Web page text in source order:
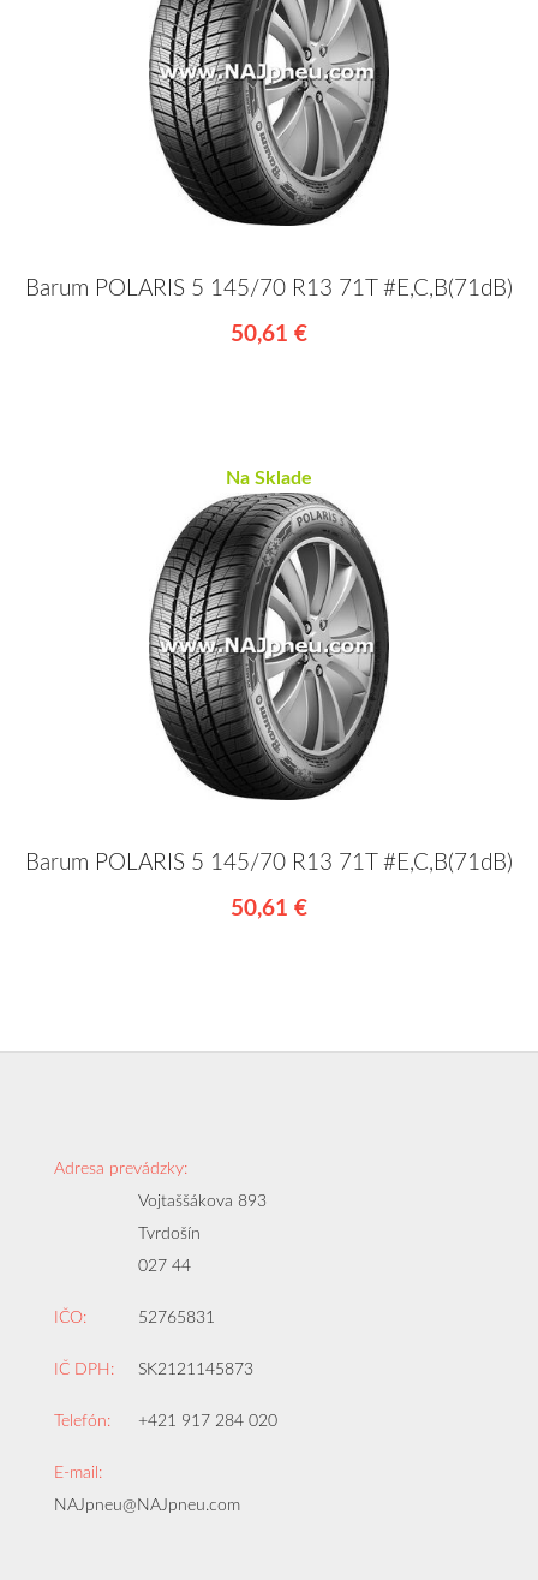
Barum POLARIS 5 145/70 R13 71T #E,C,B(71dB)
50,61 €
Na Sklade
Barum POLARIS 5 145/70 R13 71T #E,C,B(71dB)
50,61 €
Adresa prevádzky:
Vojtaššákova 893
Tvrdošín
027 44
IČO: 52765831
IČ DPH: SK2121145873
Telefón: +421 917 284 020
E-mail:
NAJpneu@NAJpneu.com